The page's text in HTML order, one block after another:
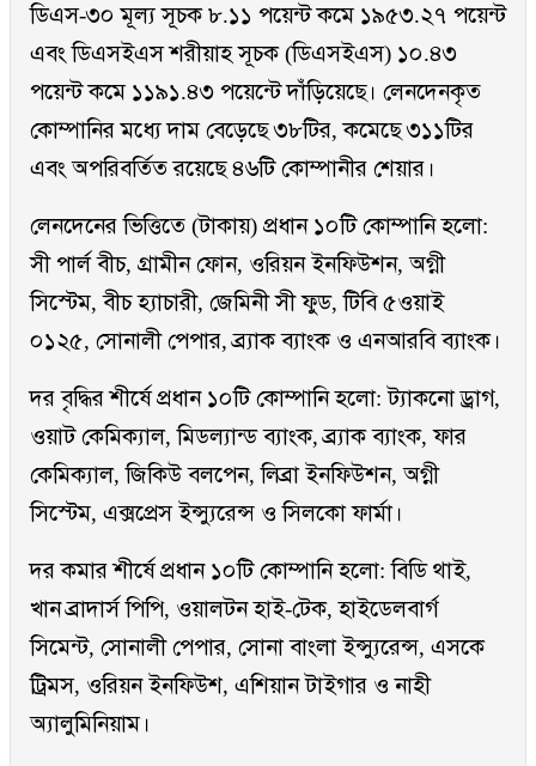
ডিএস-৩০ মূল্য সূচক ৮.১১ পয়েন্ট কমে ১৯৫৩.২৭ পয়েন্ট
এবং ডিএসইএস শরীয়াহ সূচক (ডিএসইএস) ১০.৪৩
পয়েন্ট কমে ১১৯১.৪৩ পয়েন্টে দাঁড়িয়েছে। লেনদেনকৃত
কোম্পানির মধ্যে দাম বেড়েছে ৩৮টির, কমেছে ৩১১টির
এবং অপরিবর্তিত রয়েছে ৪৬টি কোম্পানীর শেয়ার।
লেনদেনের ভিত্তিতে (টাকায়) প্রধান ১০টি কোম্পানি হলো:
সী পার্ল বীচ, গ্রামীন ফোন, ওরিয়ন ইনফিউশন, অগ্নী
সিস্টেম, বীচ হ্যাচারী, জেমিনী সী ফুড, টিবি ৫ওয়াই
০১২৫, সোনালী পেপার, ব্র্যাক ব্যাংক ও এনআরবি ব্যাংক।
দর বৃদ্ধির শীর্ষে প্রধান ১০টি কোম্পানি হলো: ট্যাকনো ড্রাগ,
ওয়াট কেমিক্যাল, মিডল্যান্ড ব্যাংক, ব্র্যাক ব্যাংক, ফার
কেমিক্যাল, জিকিউ বলপেন, লিব্রা ইনফিউশন, অগ্নী
সিস্টেম, এক্সপ্রেস ইন্স্যুরেন্স ও সিলকো ফার্মা।
দর কমার শীর্ষে প্রধান ১০টি কোম্পানি হলো: বিডি থাই,
খান ব্রাদার্স পিপি, ওয়ালটন হাই-টেক, হাইডেলবার্গ
সিমেন্ট, সোনালী পেপার, সোনা বাংলা ইন্স্যুরেন্স, এসকে
ট্রিমস, ওরিয়ন ইনফিউশ, এশিয়ান টাইগার ও নাহী
অ্যালুমিনিয়াম।